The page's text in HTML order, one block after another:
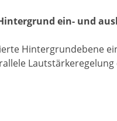
ein- und
Hintergrundebene
Lautstärkeregelung